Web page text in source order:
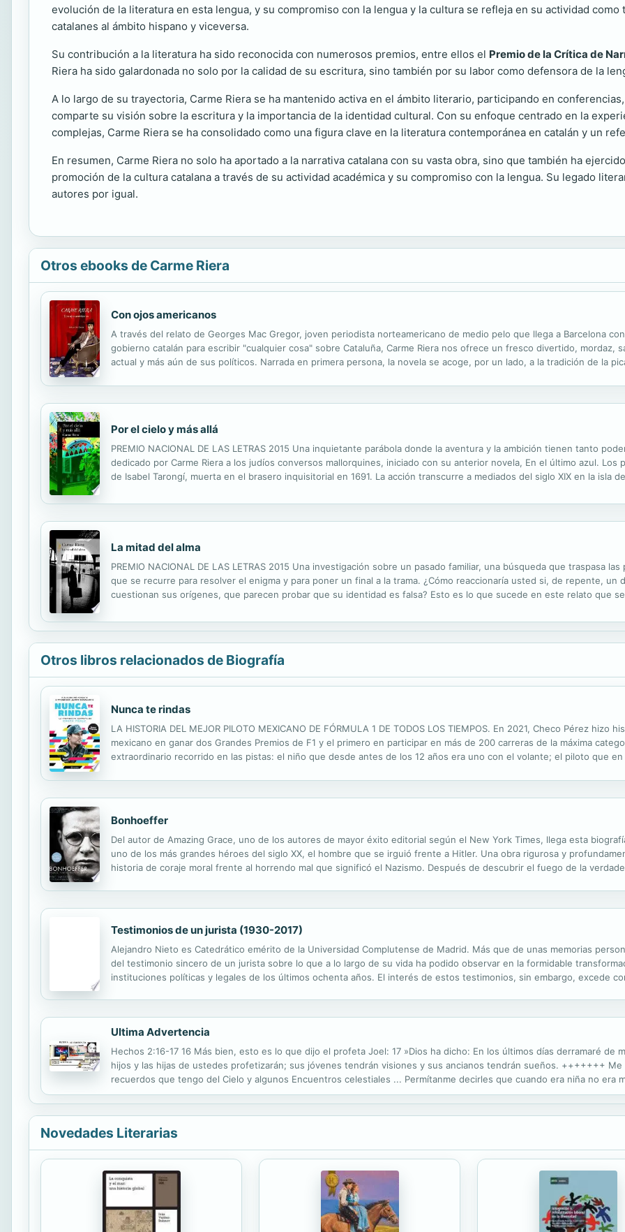
evolución de la literatura en esta lengua, y su compromiso con la lengua y la cultura se refleja en su actividad
catalanes al ámbito hispano y viceversa.
Su contribución a la literatura ha sido reconocida con numerosos premios, entre ellos el Premio de la Crítica de
Riera ha sido galardonada no solo por la calidad de su escritura, sino también por su labor como defensora de la
A lo largo de su trayectoria, Carme Riera se ha mantenido activa en el ámbito literario, participando en
comparte su visión sobre la escritura y la importancia de la identidad cultural. Con su enfoque centrado en la
complejas, Carme Riera se ha consolidado como una figura clave en la literatura contemporánea en catalán y un
En resumen, Carme Riera no solo ha aportado a la narrativa catalana con su vasta obra, sino que también ha
promoción de la cultura catalana a través de su actividad académica y su compromiso con la lengua. Su legado
autores por igual.
Otros ebooks de Carme Riera
Con ojos americanos
A través del relato de Georges Mac Gregor, joven periodista norteamericano de medio pelo que llega a Barcelona
gobierno catalán para escribir "cualquier cosa" sobre Cataluña, Carme Riera nos ofrece un fresco divertido, mordaz,
actual y más aún de sus políticos. Narrada en primera persona, la novela se acoge, por un lado, a la tradición de la
Por el cielo y más allá
PREMIO NACIONAL DE LAS LETRAS 2015 Una inquietante parábola donde la aventura y la ambición tienen tanto
dedicado por Carme Riera a los judíos conversos mallorquines, iniciado con su anterior novela, En el último azul.
de Isabel Tarongí, muerta en el brasero inquisitorial en 1691. La acción transcurre a mediados del siglo XIX en la isla
La mitad del alma
PREMIO NACIONAL DE LAS LETRAS 2015 Una investigación sobre un pasado familiar, una búsqueda que traspasa
que se recurre para resolver el enigma y para poner un final a la trama. ¿Cómo reaccionaría usted si, de repente,
cuestionan sus orígenes, que parecen probar que su identidad es falsa? Esto es lo que sucede en este relato que
Otros libros relacionados de Biografía
Nunca te rindas
LA HISTORIA DEL MEJOR PILOTO MEXICANO DE FÓRMULA 1 DE TODOS LOS TIEMPOS. En 2021, Checo Pérez
mexicano en ganar dos Grandes Premios de F1 y el primero en participar en más de 200 carreras de la máxima
extraordinario recorrido en las pistas: el niño que desde antes de los 12 años era uno con el volante; el piloto que
Bonhoeffer
Del autor de Amazing Grace, uno de los autores de mayor éxito editorial según el New York Times, llega esta
uno de los más grandes héroes del siglo XX, el hombre que se irguió frente a Hitler. Una obra rigurosa y
historia de coraje moral frente al horrendo mal que significó el Nazismo. Después de descubrir el fuego de la
Testimonios de un jurista (1930-2017)
Alejandro Nieto es Catedrático emérito de la Universidad Complutense de Madrid. Más que de unas memorias
del testimonio sincero de un jurista sobre lo que a lo largo de su vida ha podido observar en la formidable
instituciones políticas y legales de los últimos ochenta años. El interés de estos testimonios, sin embargo, excede
Ultima Advertencia
Hechos 2:16-17 16 Más bien, esto es lo que dijo el profeta Joel: 17 »Dios ha dicho: En los últimos días derramaré de
hijos y las hijas de ustedes profetizarán; sus jóvenes tendrán visiones y sus ancianos tendrán sueños. +++++++
recuerdos que tengo del Cielo y algunos Encuentros celestiales ... Permítanme decirles que cuando era niña no era
entonces cuando la primera experiencia cercana a la muerte sucedió ... Mi madre nos había comprado a los niños...
Novedades Literarias